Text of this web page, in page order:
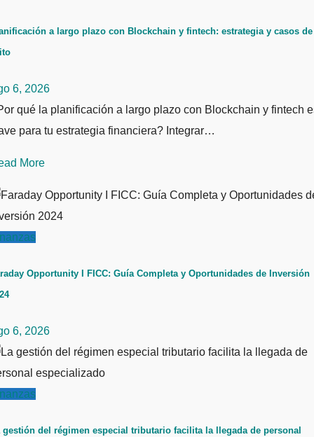
a largo plazo con Blockchain y fintech: estrategia y casos de
6, 2026
qué la planificación a largo plazo con Blockchain y fintech
para tu estrategia financiera? Integrar…
More
Opportunity I FICC: Guía Completa y Oportunidades de Inversión
6, 2026
gestión del régimen especial tributario facilita la llegada de personal